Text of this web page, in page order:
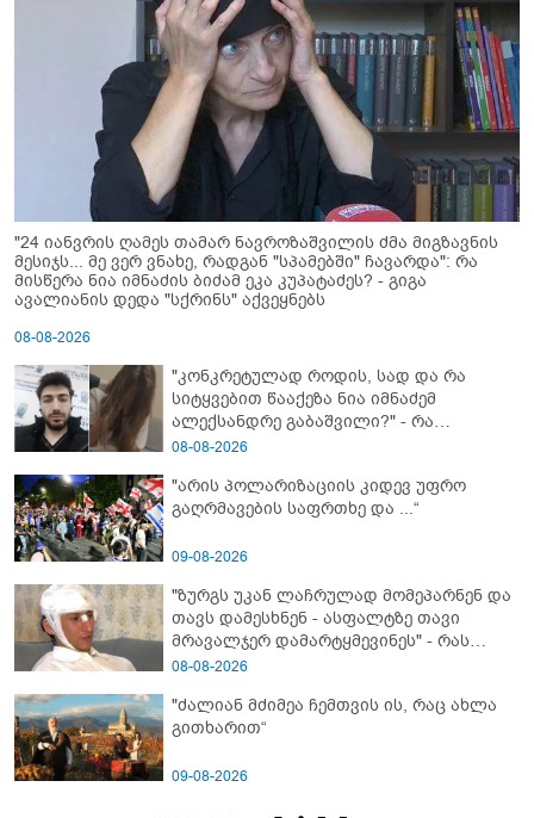
"24 იანვრის ღამეს თამარ ნავროზაშვილის ძმა მიგზავნის
მესიჯს... მე ვერ ვნახე, რადგან "სპამებში" ჩავარდა": რა
მისწერა ნია იმნაძის ბიძამ ეკა კუპატაძეს? - გიგა
ავალიანის დედა "სქრინს" აქვეყნებს
08-08-2026
"კონკრეტულად როდის, სად და რა
სიტყვებით წააქეზა ნია იმნაძემ
ალექსანდრე გაბაშვილი?" - რა
მიმართვას ავრცელებს ნია იმნაძის
08-08-2026
"არის პოლარიზაციის კიდევ უფრო
გაღრმავების საფრთხე და ...“
09-08-2026
"ზურგს უკან ლაჩრულად მომეპარნენ და
თავს დამესხნენ - ასფალტზე თავი
მრავალჯერ დამარტყმევინეს" - რას
ჰყვება კურიერი, რომელსაც
გაუსწორდნენ?
08-08-2026
"ძალიან მძიმეა ჩემთვის ის, რაც ახლა
გითხარით“
09-08-2026